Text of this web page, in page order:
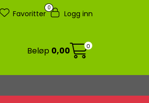
0
Favoritter Logg inn
Beløp 0,00 0